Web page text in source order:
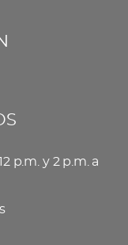
p.m. y 2 p.m. a